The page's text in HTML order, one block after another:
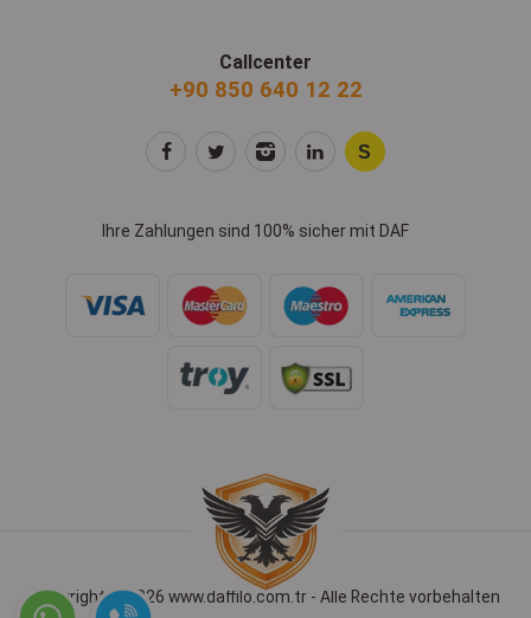
Callcenter
+90 850 640 12 22
Ihre Zahlungen sind 100% sicher mit DAF
Copyright © 2026 www.daffilo.com.tr - Alle Rechte vorbehalten